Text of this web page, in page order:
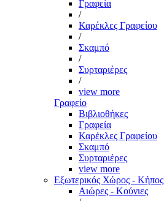
Γραφεία
/
Καρέκλες Γραφείου
/
Σκαμπό
/
Συρταριέρες
/
view more
Γραφείο
Βιβλιοθήκες
Γραφεία
Καρέκλες Γραφείου
Σκαμπό
Συρταριέρες
view more
Εξωτερικός Χώρος - Κήπος
Αιώρες - Κούνιες